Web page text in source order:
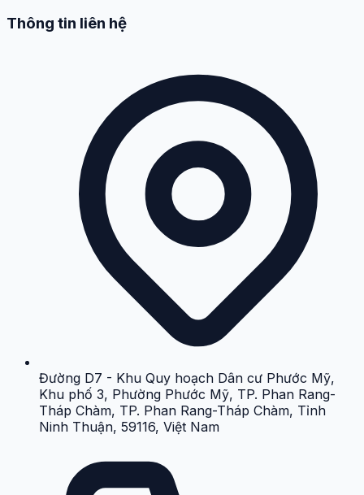
Thông tin liên hệ
Đường D7 - Khu Quy hoạch Dân cư Phước Mỹ,
Khu phố 3, Phường Phước Mỹ, TP. Phan Rang-
Tháp Chàm, TP. Phan Rang-Tháp Chàm, Tỉnh
Ninh Thuận, 59116, Việt Nam